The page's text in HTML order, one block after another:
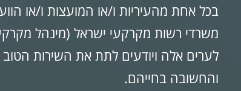
בכל אחת מהעיריות ו/או המועצות ו/או
משרדי רשות מקרקעי ישראל (מינהל
לערים אלה ויודעים לתת את השירות הטוב
והחשובה בחייהם.